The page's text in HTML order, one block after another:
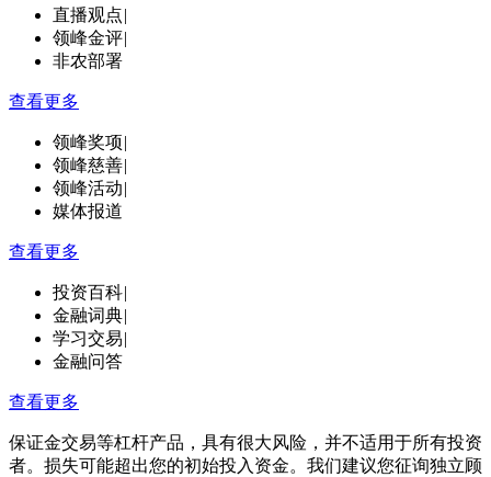
直播观点|
领峰金评|
非农部署
查看更多
领峰奖项|
领峰慈善|
领峰活动|
媒体报道
查看更多
投资百科|
金融词典|
学习交易|
金融问答
查看更多
保证金交易等杠杆产品，具有很大风险，并不适用于所有投资
者。损失可能超出您的初始投入资金。我们建议您征询独立顾